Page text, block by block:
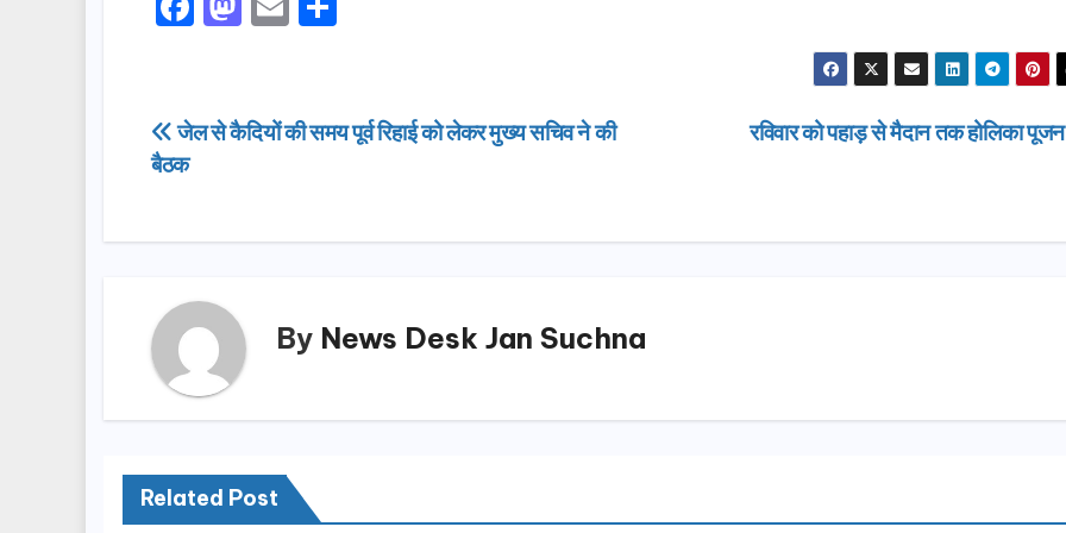
e
o
o
n
e
Post
navigation
रविवार को पहाड़ से मैदान तक होलिका पूजन
जेल से कैदियों की समय पूर्व रिहाई को लेकर मुख्य सचिव ने की
बैठक
By News Desk Jan Suchna
Related Post
से जुड़ी 12